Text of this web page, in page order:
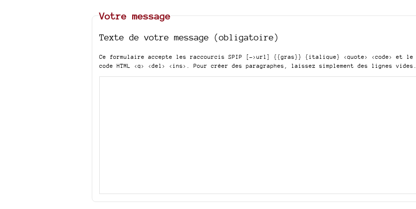
Votre message
Texte de votre message (obligatoire)
Ce formulaire accepte les raccourcis SPIP [->url] {{gras}} {italique} <quote> <code>
et le
code HTML <q> <del> <ins> . Pour créer des paragraphes, laissez simplement des lignes vides.